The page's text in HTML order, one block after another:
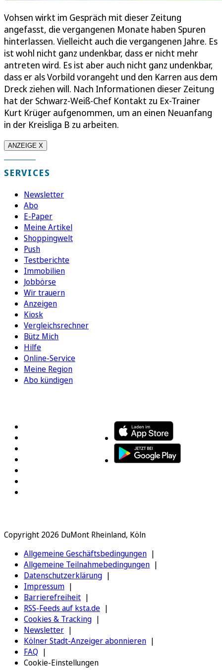
Vohsen wirkt im Gespräch mit dieser Zeitung
angefasst, die vergangenen Monate haben Spuren
hinterlassen. Vielleicht auch die vergangenen Jahre. Es
ist wohl nicht ganz undenkbar, dass er nicht mehr
antreten wird. Es ist aber auch nicht ganz undenkbar,
dass er als Vorbild vorangeht und den Karren aus dem
Dreck ziehen will. Nach Informationen dieser Zeitung
hat der Schwarz-Weiß-Chef Kontakt zu Ex-Trainer
Kurt Krüger aufgenommen, um an einen Neuanfang
in der Kreisliga B zu arbeiten.
ANZEIGE X
SERVICES
Newsletter
Abo
E-Paper
Meine Artikel
Shoppingwelt
Push
Testberichte
Immobilien
Jobbörse
Wir trauern
Anzeigen
Kiosk
Vergleichsrechner
Bütz Mich
Hilfe
Online-Service
Meine Region
Abo kündigen
Copyright 2026 DuMont Rheinland, Köln
Allgemeine Geschäftsbedingungen
Allgemeine Teilnahmebedingungen
Datenschutzerklärung
Impressum
Barrierefreiheit
RSS-Feeds auf ksta.de
Cookies & Tracking
Newsletter
Kölner Stadt-Anzeiger abonnieren
FAQ
Cookie-Einstellungen